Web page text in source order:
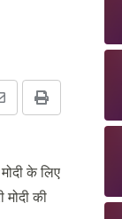
Print
के लिए
मोदी की